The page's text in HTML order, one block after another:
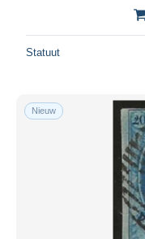
Statuut
Nieuw